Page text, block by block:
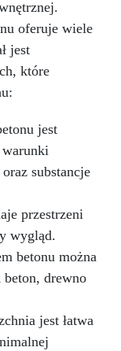
zestaw jest
dla
jak i
szybkie i
kuchni.
zapewnia
wysiłku.
do blatu
marmuru
oferować
i
które
czyniąc
Wybierz
swoją
urokiem, i
blaskiem i
oferuje wiele
jest
które
jest
substancje
przestrzeni
wygląd.
betonu można
beton, drewno
jest łatwa